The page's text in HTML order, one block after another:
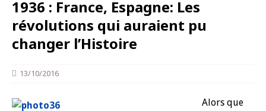
1936 : France, Espagne: Les
révolutions qui auraient pu
changer l’Histoire
13/10/2016
Alors que